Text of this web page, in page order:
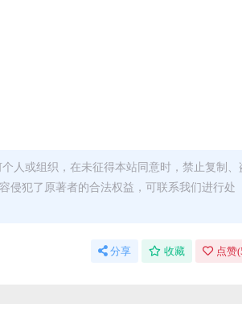
人或组织，在未征得本站同意时，禁止复制、
侵犯了原著者的合法权益，可联系我们进行处
分享 收藏 点赞(